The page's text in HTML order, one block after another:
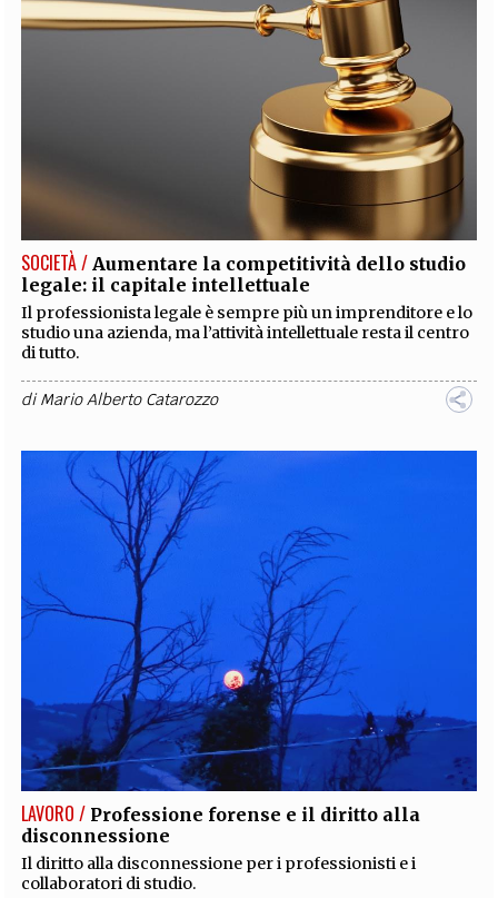
SOCIETÀ / Aumentare la competitività dello studio
legale: il capitale intellettuale
Il professionista legale è sempre più un imprenditore e lo
studio una azienda, ma l’attività intellettuale resta il centro
di tutto.
diMario Alberto Catarozzo
LAVORO / Professione forense e il diritto alla
disconnessione
Il diritto alla disconnessione per i professionisti e i
collaboratori di studio.